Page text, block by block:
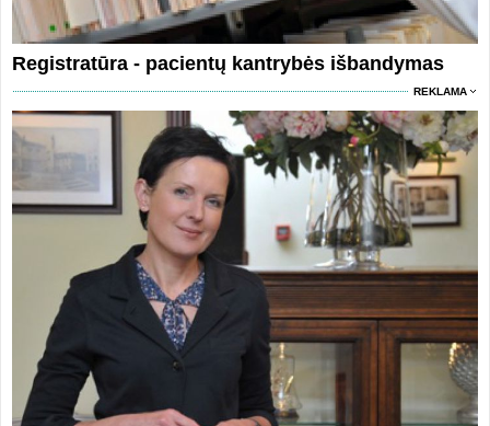
Registratūra - pacientų kantrybės išbandymas
REKLAMA